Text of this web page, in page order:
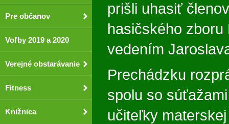
Pre občanov
Voľby 2019 a 2020
Verejné obstarávanie
Fitness
Knižnica
prišli uhasiť
hasičského
vedením
Prechádzku
spolu so
učiteľky